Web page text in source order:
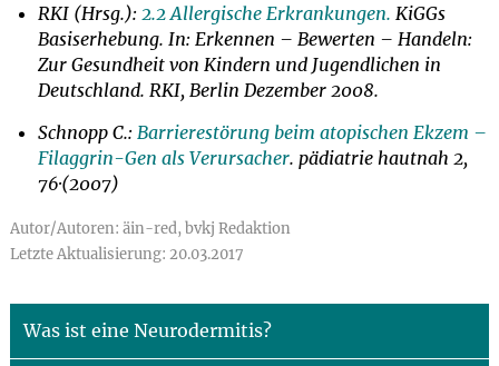
RKI (Hrsg.): 2.2 Allergische Erkrankungen. KiGGs
Basiserhebung. In: Erkennen – Bewerten – Handeln:
Zur Gesundheit von Kindern und Jugendlichen in
Deutschland. RKI, Berlin Dezember 2008.
Schnopp C.: Barrierestörung beim atopischen Ekzem –
Filaggrin-Gen als Verursacher. pädiatrie hautnah 2,
76·(2007)
Autor/Autoren: äin-red, bvkj Redaktion
Letzte Aktualisierung: 20.03.2017
Was ist eine Neurodermitis?